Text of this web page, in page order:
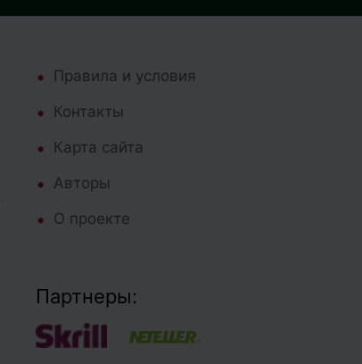
Правила и условия
Контакты
Карта сайта
Авторы
О проекте
Партнеры: